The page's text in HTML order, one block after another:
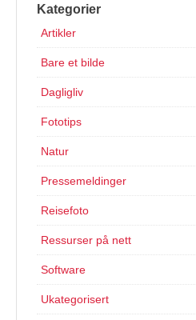
Kategorier
Artikler
Bare et bilde
Dagligliv
Fototips
Natur
Pressemeldinger
Reisefoto
Ressurser på nett
Software
Ukategorisert